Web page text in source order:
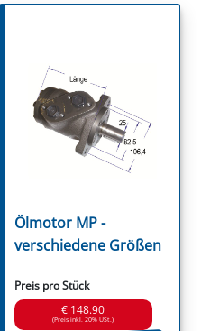
Ölmotor MP -
verschiedene Größen
Preis pro Stück
€ 148.90
(Preis inkl. 20% USt.)